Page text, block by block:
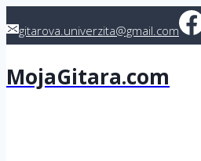
togitarova.univerzita@gmail.com
MojaGitara.com